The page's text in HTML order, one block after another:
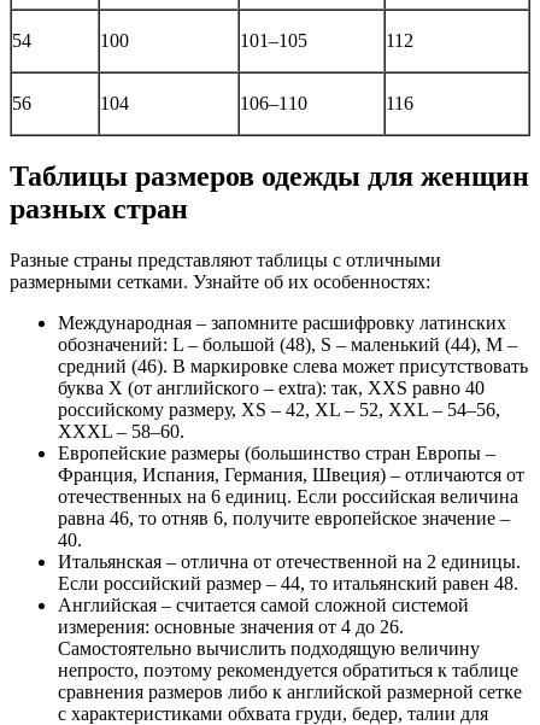
54 100 101–105 112
56 104 106–110 116
Таблицы размеров одежды для женщин
разных стран
Разные страны представляют таблицы с отличными
размерными сетками. Узнайте об их особенностях:
Международная – запомните расшифровку латинских
обозначений: L – большой (48), S – маленький (44), M –
средний (46). В маркировке слева может присутствовать
буква X (от английского – extra): так, XXS равно 40
российскому размеру, XS – 42, XL – 52, XXL – 54–56,
XXXL – 58–60.
Европейские размеры (большинство стран Европы –
Франция, Испания, Германия, Швеция) – отличаются от
отечественных на 6 единиц. Если российская величина
равна 46, то отняв 6, получите европейское значение –
40.
Итальянская – отлична от отечественной на 2 единицы.
Если российский размер – 44, то итальянский равен 48.
Английская – считается самой сложной системой
измерения: основные значения от 4 до 26.
Самостоятельно вычислить подходящую величину
непросто, поэтому рекомендуется обратиться к таблице
сравнения размеров либо к английской размерной сетке
с характеристиками обхвата груди, бедер, талии для